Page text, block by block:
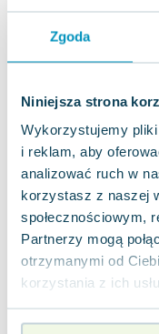
Zgoda
Niniejsza strona
Wykorzystujemy
i reklam, aby
analizować ruch w
korzystasz z naszej
społecznościowym,
Partnerzy mogą
otrzymanymi od
korzystania z ich
Das
auch
Einsatz
Miękka
Nowa
139.53zł nowa